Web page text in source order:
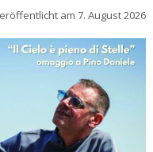
am 7. August 2026